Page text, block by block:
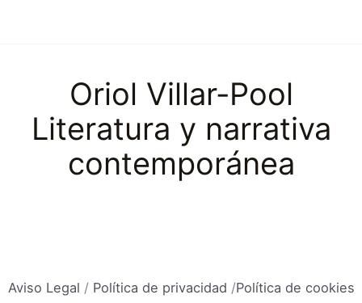
Oriol Villar-Pool
Literatura y narrativa
contemporánea
Aviso Legal / Política de privacidad /Política de cookies